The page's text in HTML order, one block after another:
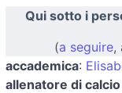
Qui sotto i
(a seguire,
accademica:
allenatore di